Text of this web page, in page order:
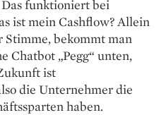
funktioniert bei
ist mein Cashflow? Allein
Stimme, bekommt man
Chatbot „Pegg“ unten,
ist
die Unternehmer die
haben.